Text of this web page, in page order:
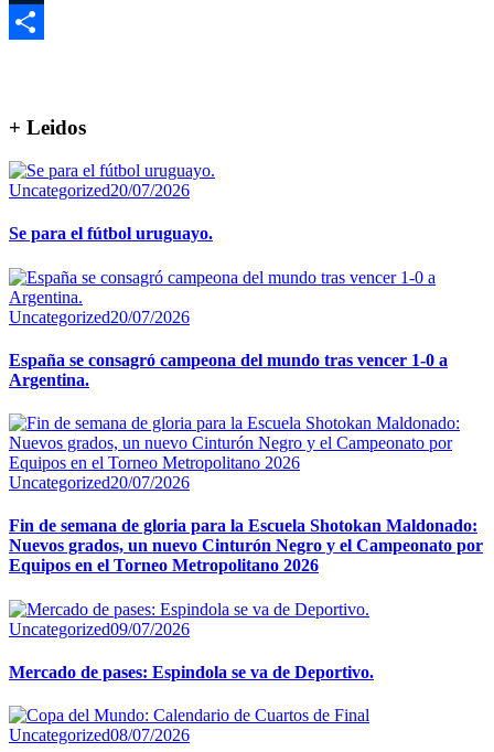
Tumblr
+ Leidos
Uncategorized20/07/2026
Se para el fútbol uruguayo.
Uncategorized20/07/2026
España se consagró campeona del mundo tras vencer 1-0 a
Argentina.
Uncategorized20/07/2026
Fin de semana de gloria para la Escuela Shotokan Maldonado:
Nuevos grados, un nuevo Cinturón Negro y el Campeonato por
Equipos en el Torneo Metropolitano 2026
Uncategorized09/07/2026
Mercado de pases: Espindola se va de Deportivo.
Uncategorized08/07/2026